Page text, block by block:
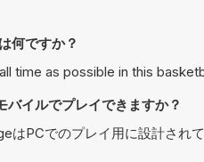
ですか？
time as possible in this
イルでプレイできますか？
PCでのプレイ用に設計され